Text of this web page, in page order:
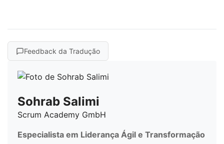
Feedback da Tradução
Sohrab Salimi
Scrum Academy GmbH
Especialista em Liderança Ágil e Transformação